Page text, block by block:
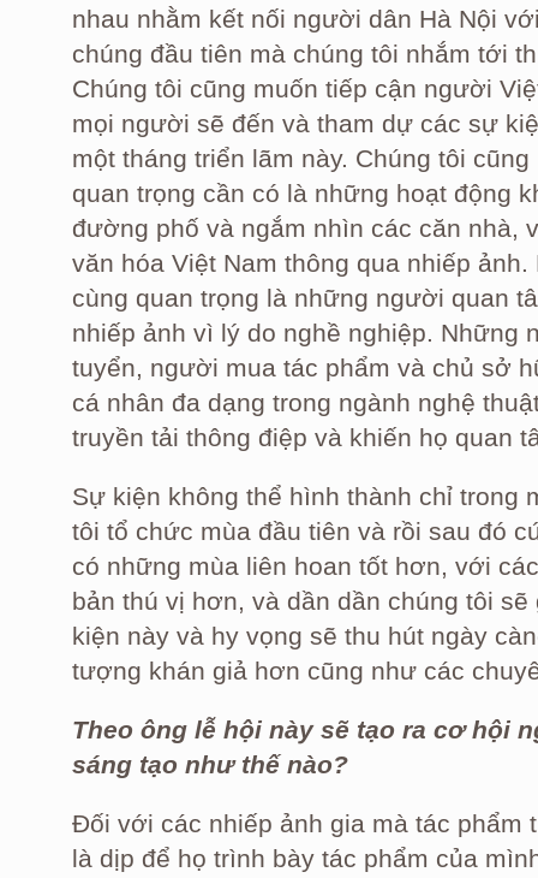
nhau nhằm kết nối người dân Hà Nội
chúng đầu tiên mà chúng tôi nhắm tới
Chúng tôi cũng muốn tiếp cận người
mọi người sẽ đến và tham dự các sự
một tháng triển lãm này. Chúng tôi
quan trọng cần có là những hoạt động
đường phố và ngắm nhìn các căn nhà,
văn hóa Việt Nam thông qua nhiếp
cùng quan trọng là những người quan
nhiếp ảnh vì lý do nghề nghiệp. Những
tuyển, người mua tác phẩm và chủ sở
cá nhân đa dạng trong ngành nghệ
truyền tải thông điệp và khiến họ quan
Sự kiện không thể hình thành chỉ trong
tôi tổ chức mùa đầu tiên và rồi sau đó
có những mùa liên hoan tốt hơn, với
bản thú vị hơn, và dần dần chúng tôi
kiện này và hy vọng sẽ thu hút ngày
tượng khán giả hơn cũng như các
Theo ông lễ hội này sẽ tạo ra cơ hội
sáng tạo như thế nào?
Đối với các nhiếp ảnh gia mà tác phẩm
là dịp để họ trình bày tác phẩm của